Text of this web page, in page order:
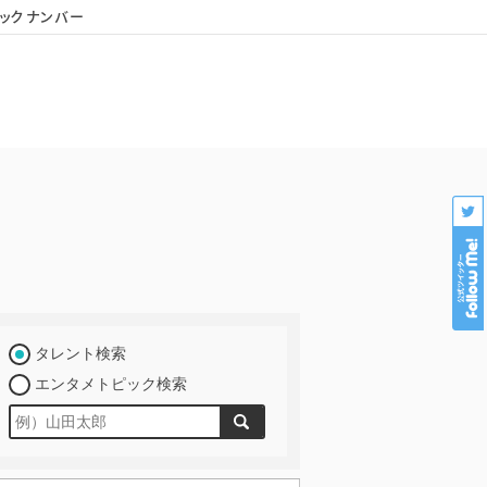
会社概要 個人情報保護
クナンバー
タレント検索
エンタメトピック検索